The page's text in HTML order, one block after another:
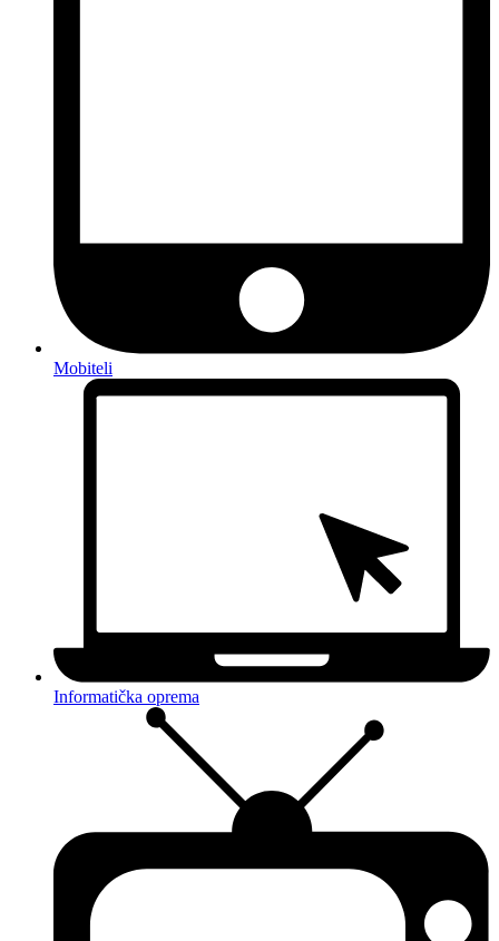
Mobiteli
Informatička oprema